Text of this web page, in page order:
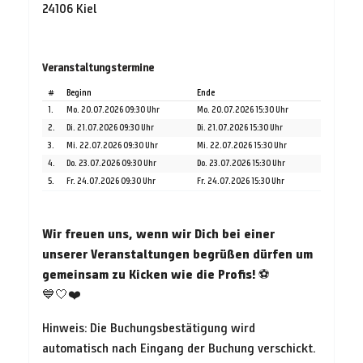
24106 Kiel
Veranstaltungstermine
# Beginn
Ende
1.
Mo. 20.07.2026 09:30 Uhr
Mo. 20.07.2026 15:30 Uhr
2.
Di. 21.07.2026 09:30 Uhr
Di. 21.07.2026 15:30 Uhr
3.
Mi. 22.07.2026 09:30 Uhr
Mi. 22.07.2026 15:30 Uhr
4.
Do. 23.07.2026 09:30 Uhr
Do. 23.07.2026 15:30 Uhr
5.
Fr. 24.07.2026 09:30 Uhr Fr. 24.07.2026 15:30 Uhr
Wir freuen uns, wenn wir Dich bei einer
unserer Veranstaltungen begrüßen dürfen um
gemeinsam zu Kicken wie die Profis! ⚽
💙🤍❤️
Hinweis: Die Buchungsbestätigung wird
automatisch nach Eingang der Buchung verschickt.